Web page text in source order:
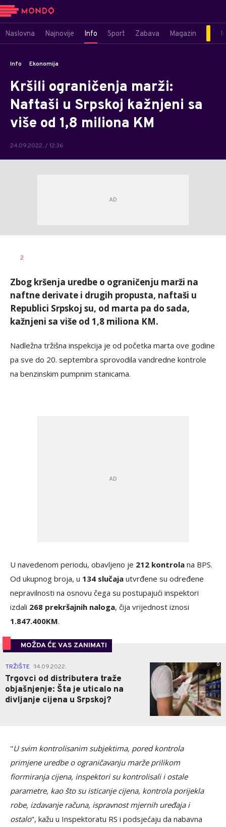
Naslovna Najnovije Info Sport Zabava Magazin
Info Ekonomija
Kršili ograničenja marži:
Naftaši u Srpskoj kažnjeni sa
više od 1,8 miliona KM
24.09.2022. / 12:36
AUTOR
2
Zbog kršenja uredbe o ograničenju marži na
naftne derivate i drugih propusta, naftaši u
Republici Srpskoj su, od marta pa do sada,
kažnjeni sa više od 1,8 miliona KM.
Nadležna tržišna inspekcija je od početka marta ove godine
pa sve do 20. septembra sprovodila vandredne kontrole
na benzinskim pumpnim stanicama.
U navedenom periodu, obavljeno je 212 kontrola na BPS.
Od ukupnog broja, u 134 slučaja utvrđene su određene
nepravilnosti na osnovu čega su postupajući inspektori
izdali 268 prekršajnih naloga, čija vrijednost iznosi
1.847.400KM.
MOŽDA ĆE VAS ZANIMATI
TRŽIŠTE 14.09.2022.
Trgovci od distributera traže
objašnjenje: Šta je uticalo na
divljanje cijena u Srpskoj?
0
"U svim kontrolisanim subjektima, pored kontrola
primjene uredbe o ograničavanju marže prilikom
fiormiranja cijena, inspektori su kontrolisali i ostale
parametre, kao što su isticanje cijena, kontrola porijekla
robe, izdavanje računa, ispravnost mjernih uređaja i
ostalo", kažu u Inspektoratu RS i podsjećaju da nabavna